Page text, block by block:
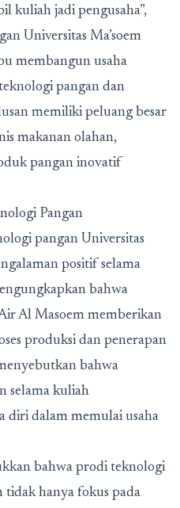
kuliah jadi pengusaha”,
Universitas Ma’soem
membangun usaha
pangan dan
memiliki peluang besar
makanan olahan,
pangan inovatif
Pangan
pangan Universitas
positif selama
bahwa
Al Masoem memberikan
produksi dan penerapan
bahwa
selama kuliah
diri dalam memulai usaha
bahwa prodi teknologi
tidak hanya fokus pada